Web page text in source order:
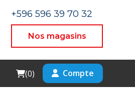
+596 596 39 70 32
Nos magasins
Cart
(0) Compte